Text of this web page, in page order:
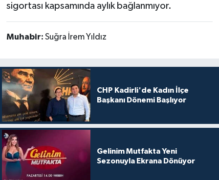
sigortası kapsamında aylık bağlanmıyor.
Muhabir: Suğra İrem Yıldız
CHP Kadirli'de Kadın İlçe
Başkanı Dönemi Başlıyor
Gelinim Mutfakta Yeni
Sezonuyla Ekrana Dönüyor